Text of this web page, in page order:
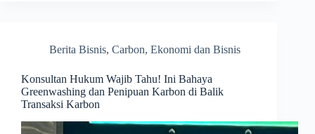
Berita Bisnis, Carbon, Ekonomi dan Bisnis
Konsultan Hukum Wajib Tahu! Ini Bahaya
Greenwashing dan Penipuan Karbon di Balik
Transaksi Karbon